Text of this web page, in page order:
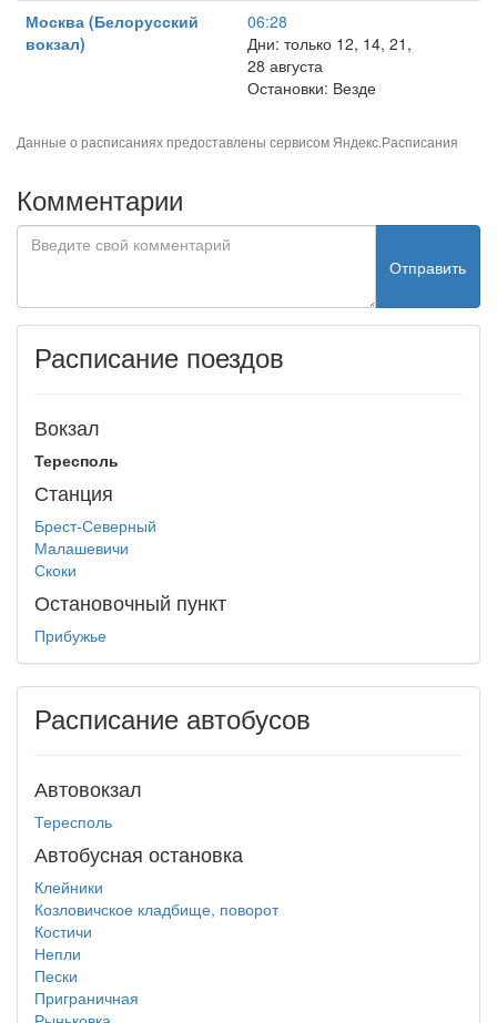
Москва (Белорусский
вокзал)
06:28
Дни: только 12, 14, 21,
28 августа
Остановки: Везде
Данные о расписаниях предоставлены сервисом Яндекс.Расписания
Комментарии
Отправить
Расписание поездов
Вокзал
Тересполь
Станция
Брест-Северный
Малашевичи
Скоки
Остановочный пункт
Прибужье
Расписание автобусов
Автовокзал
Тересполь
Автобусная остановка
Клейники
Козловичское кладбище, поворот
Костичи
Непли
Пески
Приграничная